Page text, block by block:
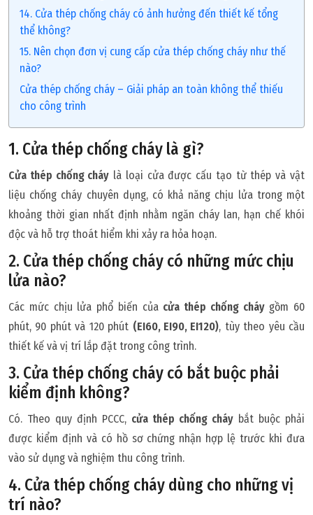
14. Cửa thép chống cháy có ảnh hưởng đến thiết kế tổng
thể không?
15. Nên chọn đơn vị cung cấp cửa thép chống cháy như thế
nào?
Cửa thép chống cháy – Giải pháp an toàn không thể thiếu
cho công trình
1. Cửa thép chống cháy là gì?
Cửa thép chống cháy là loại cửa được cấu tạo từ thép và vật
liệu chống cháy chuyên dụng, có khả năng chịu lửa trong một
khoảng thời gian nhất định nhằm ngăn cháy lan, hạn chế khói
độc và hỗ trợ thoát hiểm khi xảy ra hỏa hoạn.
2. Cửa thép chống cháy có những mức chịu
lửa nào?
Các mức chịu lửa phổ biến của cửa thép chống cháygồm 60
phút, 90 phút và 120 phút (EI60, EI90, EI120), tùy theo yêu cầu
thiết kế và vị trí lắp đặt trong công trình.
3. Cửa thép chống cháy có bắt buộc phải
kiểm định không?
Có. Theo quy định PCCC, cửa thép chống cháy bắt buộc phải
được kiểm định và có hồ sơ chứng nhận hợp lệ trước khi đưa
vào sử dụng và nghiệm thu công trình.
4. Cửa thép chống cháy dùng cho những vị
trí nào?